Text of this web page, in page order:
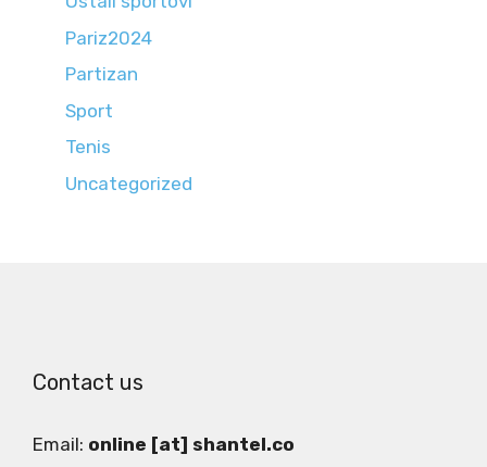
Pariz2024
Partizan
Sport
Tenis
Uncategorized
Contact us
Email: online [at] shantel.co